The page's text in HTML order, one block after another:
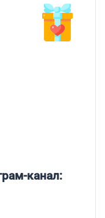
канал: